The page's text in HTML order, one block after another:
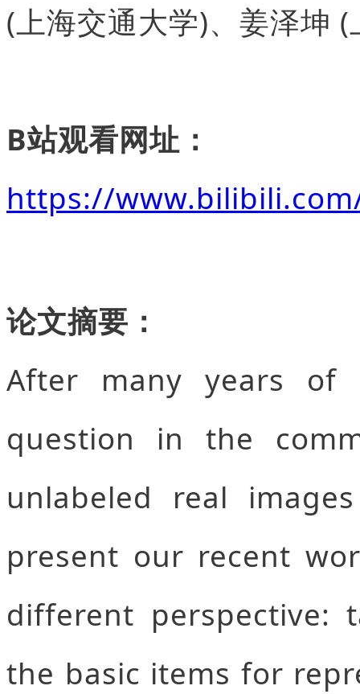
(上海交通大学)、姜泽坤
B站观看网址：
https://
论文摘要：
After many years of
question in the
unlabeled real
present our recent
different perspective:
the basic items for